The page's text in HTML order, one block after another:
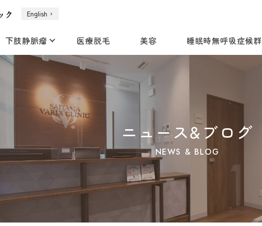
English
下肢静脈瘤 医療脱毛 美容 睡眠時無呼吸症候群
ニュース&ブログ
NEWS & BLOG